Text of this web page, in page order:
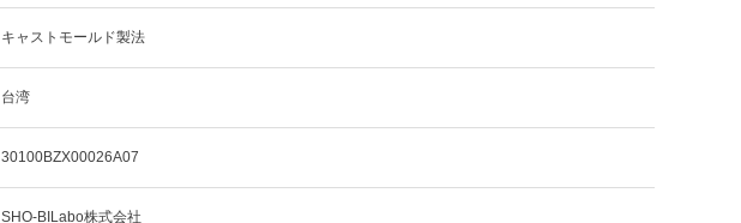
キャストモールド製法
台湾
30100BZX00026A07
SHO-BILabo株式会社